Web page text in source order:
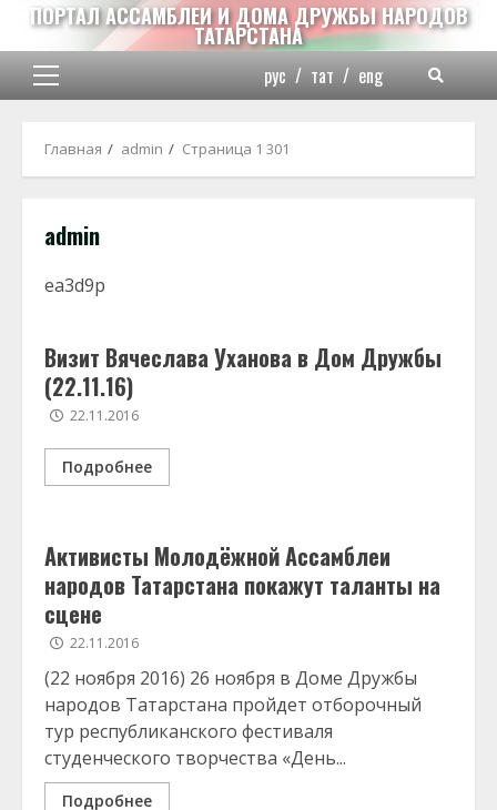
Перейти
содержимому
ПОРТАЛ АССАМБЛЕИ И ДОМА ДРУЖБЫ НАРОДОВ
ТАТАРСТАНА
Основное
рус / тат / eng
Главная admin Страница 1 301
admin
ea3d9p
Визит Вячеслава Уханова в Дом Дружбы
(22.11.16)
22.11.2016
Подробнее
Активисты Молодёжной Ассамблеи
народов Татарстана покажут таланты на
сцене
22.11.2016
(22 ноября 2016) 26 ноября в Доме Дружбы
народов Татарстана пройдет отборочный
тур республиканского фестиваля
студенческого творчества «День...
Подробнее